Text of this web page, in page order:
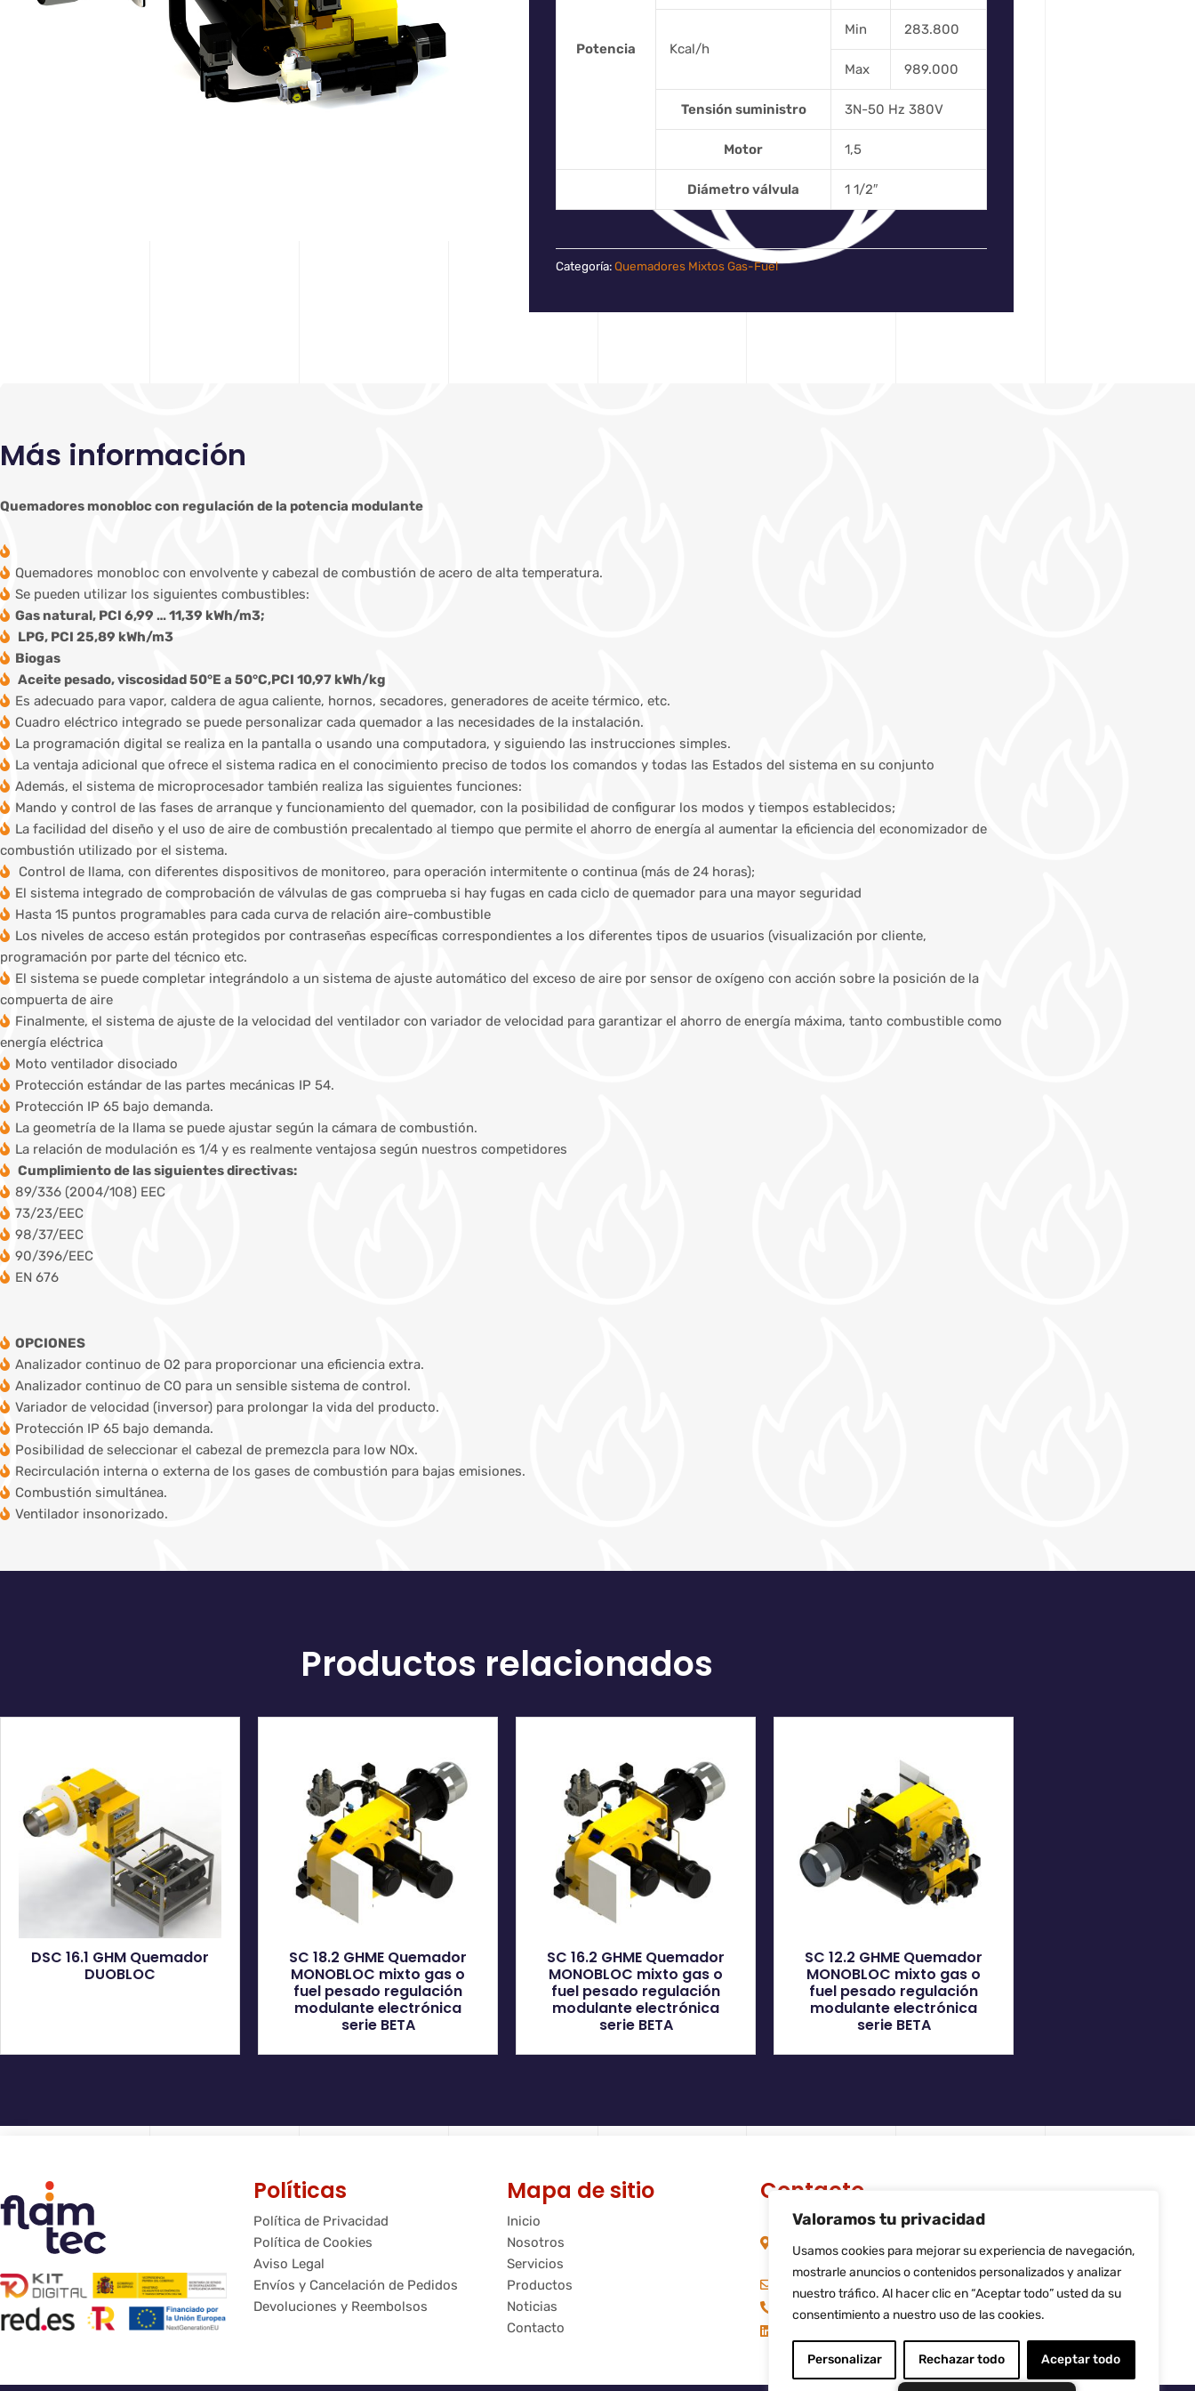
Valoramos tu privacidad
Usamos cookies para mejorar su experiencia de navegación,
mostrarle anuncios o contenidos personalizados y analizar
nuestro tráfico. Al hacer clic en “Aceptar todo” usted da su
consentimiento a nuestro uso de las cookies.
Personalizar Rechazar todo Aceptar todo
Potencia Kcal/h
Min 283.800
Max 989.000
Tensión suministro 3N-50 Hz 380V
Motor 1,5
Diámetro válvula 1 1/2″
Categoría:Quemadores Mixtos Gas-Fuel
Más información
Quemadores monobloc con regulación de la potencia modulante
Quemadores monobloc con envolvente y cabezal de combustión de acero de alta temperatura.
Se pueden utilizar los siguientes combustibles:
Gas natural, PCI 6,99 … 11,39 kWh/m3;
LPG, PCI 25,89 kWh/m3
Biogas
Aceite pesado, viscosidad 50°E a 50°C,PCI 10,97 kWh/kg
Es adecuado para vapor, caldera de agua caliente, hornos, secadores, generadores de aceite térmico, etc.
Cuadro eléctrico integrado se puede personalizar cada quemador a las necesidades de la instalación.
La programación digital se realiza en la pantalla o usando una computadora, y siguiendo las instrucciones simples.
La ventaja adicional que ofrece el sistema radica en el conocimiento preciso de todos los comandos y todas las Estados del sistema en su conjunto
Además, el sistema de microprocesador también realiza las siguientes funciones:
Mando y control de las fases de arranque y funcionamiento del quemador, con la posibilidad de configurar los modos y tiempos establecidos;
La facilidad del diseño y el uso de aire de combustión precalentado al tiempo que permite el ahorro de energía al aumentar la eficiencia del economizador de
combustión utilizado por el sistema.
Control de llama, con diferentes dispositivos de monitoreo, para operación intermitente o continua (más de 24 horas);
El sistema integrado de comprobación de válvulas de gas comprueba si hay fugas en cada ciclo de quemador para una mayor seguridad
Hasta 15 puntos programables para cada curva de relación aire-combustible
Los niveles de acceso están protegidos por contraseñas específicas correspondientes a los diferentes tipos de usuarios (visualización por cliente,
programación por parte del técnico etc.
El sistema se puede completar integrándolo a un sistema de ajuste automático del exceso de aire por sensor de oxígeno con acción sobre la posición de la
compuerta de aire
Finalmente, el sistema de ajuste de la velocidad del ventilador con variador de velocidad para garantizar el ahorro de energía máxima, tanto combustible como
energía eléctrica
Moto ventilador disociado
Protección estándar de las partes mecánicas IP 54.
Protección IP 65 bajo demanda.
La geometría de la llama se puede ajustar según la cámara de combustión.
La relación de modulación es 1/4 y es realmente ventajosa según nuestros competidores
Cumplimiento de las siguientes directivas:
89/336 (2004/108) EEC
73/23/EEC
98/37/EEC
90/396/EEC
EN 676
OPCIONES
Analizador continuo de O2 para proporcionar una eficiencia extra.
Analizador continuo de CO para un sensible sistema de control.
Variador de velocidad (inversor) para prolongar la vida del producto.
Protección IP 65 bajo demanda.
Posibilidad de seleccionar el cabezal de premezcla para low NOx.
Recirculación interna o externa de los gases de combustión para bajas emisiones.
Combustión simultánea.
Ventilador insonorizado.
Productos relacionados
DSC 16.1 GHM Quemador
DUOBLOC
SC 18.2 GHME Quemador
MONOBLOC mixto gas o
fuel pesado regulación
modulante electrónica
serie BETA
SC 16.2 GHME Quemador
MONOBLOC mixto gas o
fuel pesado regulación
modulante electrónica
serie BETA
SC 12.2 GHME Quemador
MONOBLOC mixto gas o
fuel pesado regulación
modulante electrónica
serie BETA
Políticas
Política de Privacidad
Política de Cookies
Aviso Legal
Envíos y Cancelación de Pedidos
Devoluciones y Reembolsos
Mapa de sitio
Inicio
Nosotros
Servicios
Productos
Noticias
Contacto
Contacto
C/ Riera de Palau, 36 - 38, nave 10,
08740, Sant Andreu de la Barca,
Barcelona
info@flamtec.es
+34 937 06 00 52